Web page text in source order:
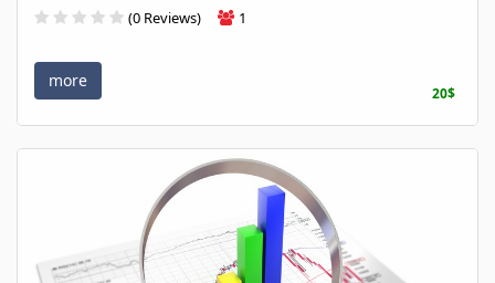
(0 Reviews) 1
more
20$